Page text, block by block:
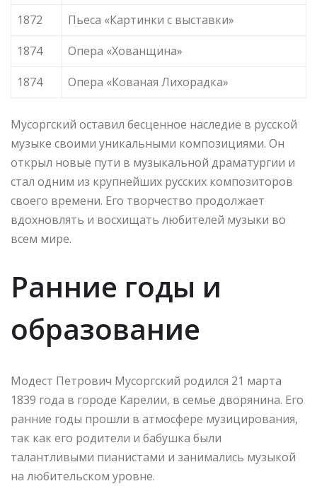
1872
Пьеса «Картинки с выставки»
1874
Опера «Хованщина»
1874
Опера «Кованая Лихорадка»
Мусоргский оставил бесценное наследие в русской
музыке своими уникальными композициями. Он
открыл новые пути в музыкальной драматургии и
стал одним из крупнейших русских композиторов
своего времени. Его творчество продолжает
вдохновлять и восхищать любителей музыки во
всем мире.
Ранние годы и
образование
Модест Петрович Мусоргский родился 21 марта
1839 года в городе Карелии, в семье дворянина. Его
ранние годы прошли в атмосфере музицирования,
так как его родители и бабушка были
талантливыми пианистами и занимались музыкой
на любительском уровне.